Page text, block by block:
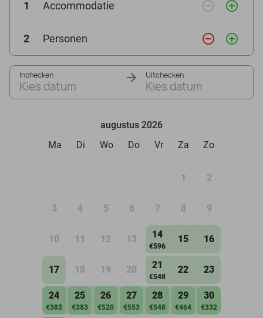
1 Accommodatie remove_circle_outline add_circle_outline
2 Personen remove_circle_outline add_circle_outline
Inchecken
Kies datum
Uitchecken
Kies datum
augustus 2026
Ma
Di Wo Do Vr Za Zo
1 2
3 4 5 6 7 8 9
10 11 12 13 14
€596
15 16
17 18 19 20 21
€548
22 23
24
€383
25
€383
26
€520
27
€553
28
€548
29
€464
30
€332